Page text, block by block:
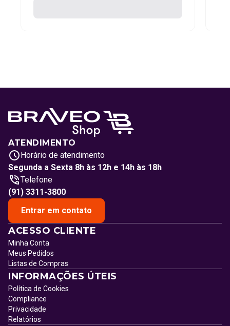
ATENDIMENTO
Horário de atendimento
Segunda a Sexta 8h às 12h e 14h às 18h
Telefone
(91) 3311-3800
Entrar em contato
ACESSO CLIENTE
Minha Conta
Meus Pedidos
Listas de Compras
INFORMAÇÕES ÚTEIS
Política de Cookies
Compliance
Privacidade
Relatórios